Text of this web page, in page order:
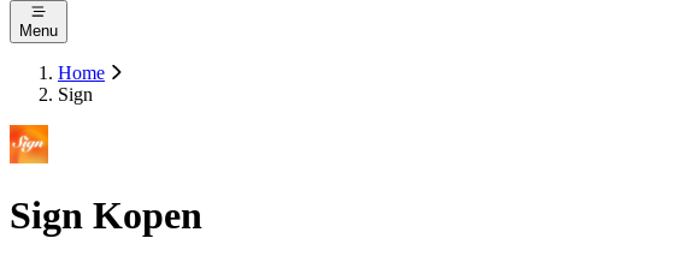
Menu
Home
Sign
Sign Kopen